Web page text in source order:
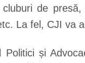
cluburi de
La fel, CJI va
Politici și